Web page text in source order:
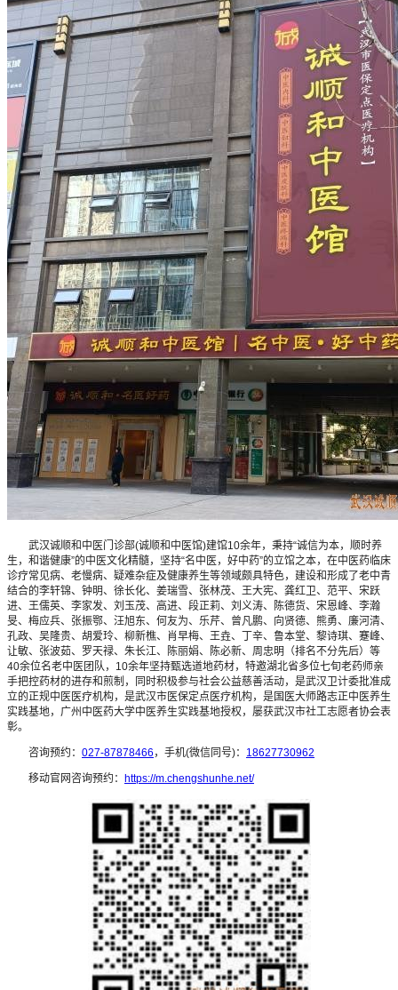
武汉诚顺和中医门诊部(诚顺和中医馆)建馆10余年，秉持“诚信为本，顺时养
生，和谐健康”的中医文化精髓，坚持“名中医，好中药”的立馆之本，在中医药临床
诊疗常见病、老慢病、疑难杂症及健康养生等领域颇具特色，建设和形成了老中青
结合的李轩锦、钟明、徐长化、姜瑞雪、张林茂、王大宪、龚红卫、范平、宋跃
进、王儒英、李家发、刘玉茂、高进、段正莉、刘义涛、陈德货、宋恩峰、李瀚
旻、梅应兵、张振鄂、汪旭东、何友为、乐芹、曾凡鹏、向贤德、熊勇、廉河清、
孔政、吴隆贵、胡爱玲、柳新樵、肖早梅、王垚、丁辛、鲁本堂、黎诗琪、蹇峰、
让敏、张波茹、罗天禄、朱长江、陈丽娟、陈必新、周忠明（排名不分先后）等
40余位名老中医团队，10余年坚持甄选道地药材，特邀湖北省多位七旬老药师亲
手把控药材的进存和煎制，同时积极参与社会公益慈善活动，是武汉卫计委批准成
立的正规中医医疗机构，是武汉市医保定点医疗机构，是国医大师路志正中医养生
实践基地，广州中医药大学中医养生实践基地授权，屡获武汉市社工志愿者协会表
彰。
咨询预约： 027-87878466 ，手机(微信同号)： 18627730962
移动官网咨询预约： https://m.chengshunhe.net/